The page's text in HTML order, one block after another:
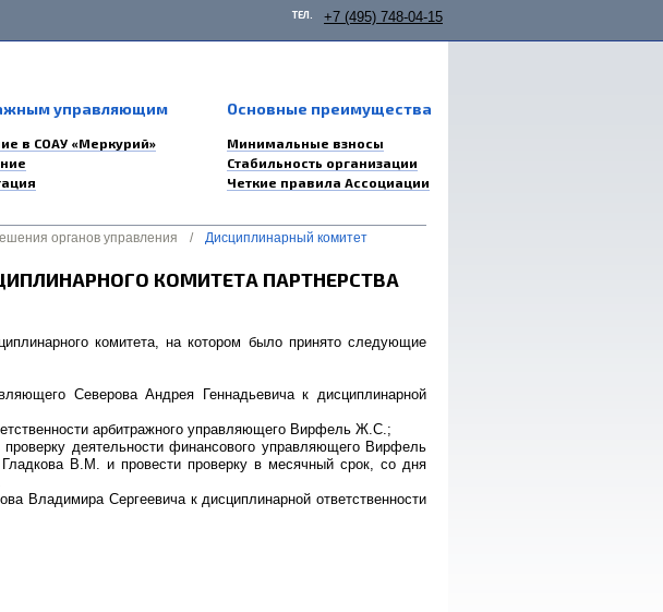
ТЕЛ. +7 (495) 748-04-15
управляющим
в СОАУ «Меркурий»
Основные преимущества
Минимальные взносы
Стабильность организации
Четкие правила Ассоциации
органов управления / Дисциплинарный комитет
КОМИТЕТА ПАРТНЕРСТВА
комитета, на котором было принято следующие
Северова Андрея Геннадьевича к дисциплинарной
арбитражного управляющего Вирфель Ж.С.;
проверку деятельности финансового управляющего Вирфель
В.М. и провести проверку в месячный срок, со дня
Владимира Сергеевича к дисциплинарной ответственности